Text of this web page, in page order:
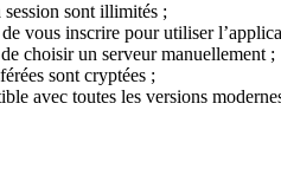
sont illimités ;
vous inscrire pour utiliser
choisir un serveur manuellement ;
sont cryptées ;
avec toutes les versions